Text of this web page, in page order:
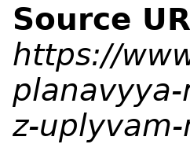
Source
https://
z-